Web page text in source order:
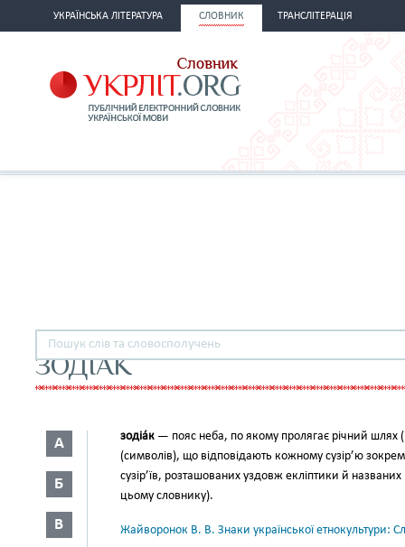
УКРАЇНСЬКА ЛІТЕРАТУРА СЛОВНИК ТРАНСЛІТЕРАЦІЯ
ЗОДІАК
А
Б
В
зодіа́к — пояс неба, по якому пролягає річний шлях
(символів), що відповідають кожному сузір’ю
сузір’їв, розташованих уздовж екліптики й
цьому словнику).
Жайворонок В. В. Знаки української етнокультури: